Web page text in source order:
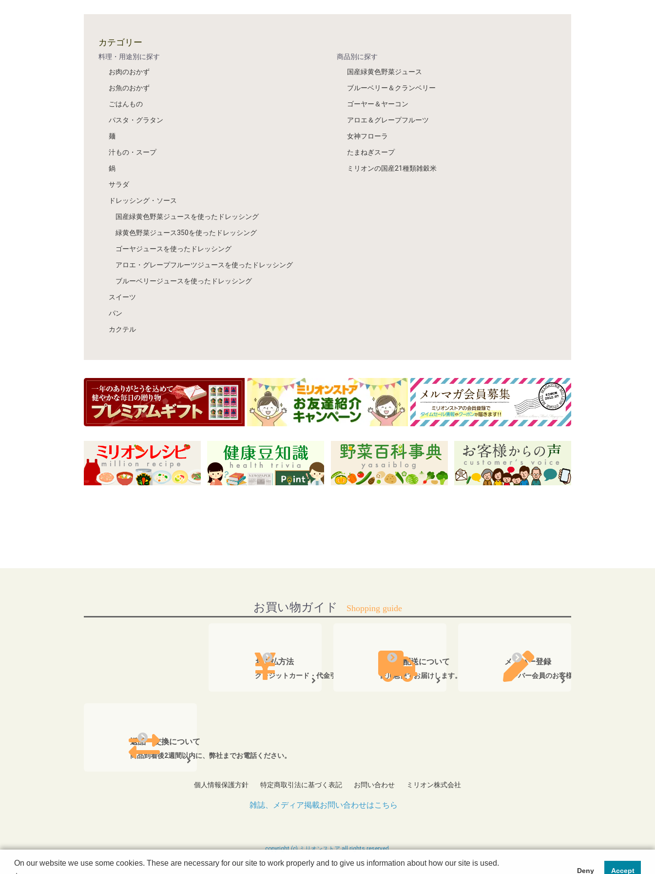
カテゴリー
料理・用途別に探す
お肉のおかず
お魚のおかず
ごはんもの
パスタ・グラタン
麺
汁もの・スープ
鍋
サラダ
ドレッシング・ソース
国産緑黄色野菜ジュースを使ったドレッシング
緑黄色野菜ジュース350を使ったドレッシング
ゴーヤジュースを使ったドレッシング
アロエ・グレープフルーツジュースを使ったドレッシング
ブルーベリージュースを使ったドレッシング
スイーツ
パン
カクテル
商品別に探す
国産緑黄色野菜ジュース
ブルーベリー＆クランベリー
ゴーヤー＆ヤーコン
アロエ＆グレープフルーツ
女神フローラ
たまねぎスープ
ミリオンの国産21種類雑穀米
お買い物ガイド
お支払方法
クレジットカード・代金引換がご利用いただけます。
送料・配送について
佐川急便でお届けします。
メンバー登録
メンバー会員のお客様に、ご購入金額の5％の
返品・交換について
商品到着後2週間以内に、弊社までお電話ください。
個人情報保護方針 特定商取引法に基づく表記 お問い合わせ ミリオン株式会社
雑誌、メディア掲載お問い合わせはこちら
copyright (c) ミリオンストア all rights reserved.
On our website we use some cookies. These are necessary for our site to work properly and to give us information about how our site is used.
Deny Accept